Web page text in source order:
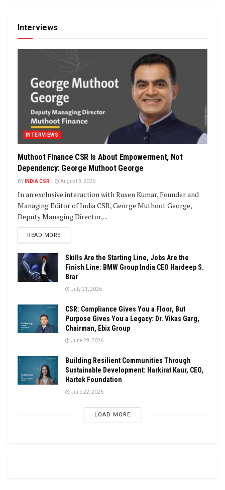
Interviews
INTERVIEWS
Muthoot Finance CSR Is About Empowerment, Not
Dependency: George Muthoot George
BY INDIA CSR August 3, 2026
In an exclusive interaction with Rusen Kumar, Founder and
Managing Editor of India CSR, George Muthoot George,
Deputy Managing Director,...
READ MOREDETAILS
Skills Are the Starting Line, Jobs Are the
Finish Line: BMW Group India CEO Hardeep S.
Brar
July 21, 2026
CSR: Compliance Gives You a Floor, But
Purpose Gives You a Legacy: Dr. Vikas Garg,
Chairman, Ebix Group
June 29, 2026
Building Resilient Communities Through
Sustainable Development: Harkirat Kaur, CEO,
Hartek Foundation
June 22, 2026
LOAD MORE